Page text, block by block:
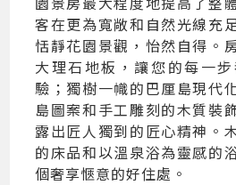
客在更為寬敞和自然光線充
恬靜花園景觀，怡然自得。
大理石地板，讓您的每一
驗；獨樹一幟的巴厘島現代
島圖案和手工雕刻的木質裝
露出匠人獨到的匠心精神。
的床品和以溫泉浴為靈感的
個奢享愜意的好住處。